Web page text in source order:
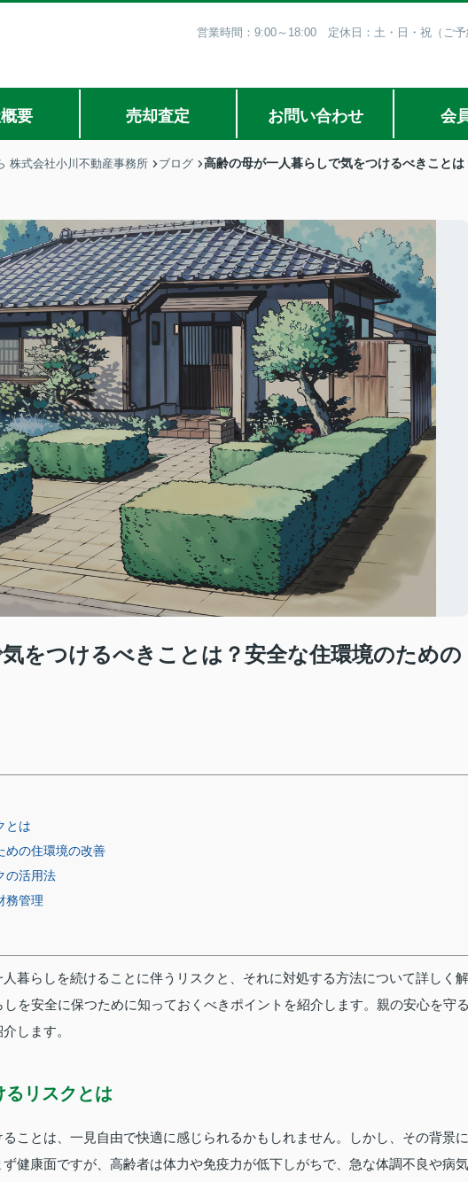
営業時間：9:00～18:00 定休日：土・日・祝（ご
要 売却査定 お問い合わせ 会
株式会社小川不動産事務所 ブログ 高齢の母が一人暮らしで気をつけるべきこと
をつけるべきことは？安全な住環境のための
とは
めの住環境の改善
の活用法
務管理
暮らしを続けることに伴うリスクと、それに対処する方法について詳しく解
を安全に保つために知っておくべきポイントを紹介します。親の安心を守
します。
リスクとは
ことは、一見自由で快適に感じられるかもしれません。しかし、その背景に
健康面ですが、高齢者は体力や免疫力が低下しがちで、急な体調不良や病気